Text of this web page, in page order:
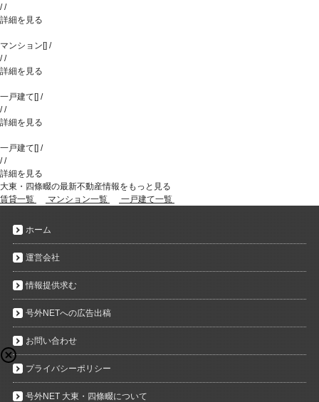
//
詳細を見る
マンション[] /
//
詳細を見る
一戸建て[] /
//
詳細を見る
一戸建て[] /
//
詳細を見る
大東・四條畷の最新不動産情報をもっと見る
賃貸一覧
マンション一覧 一戸建て一覧
ホーム
運営会社
情報提供求む
号外NETへの広告出稿
お問い合わせ
プライバシーポリシー
号外NET 大東・四條畷について